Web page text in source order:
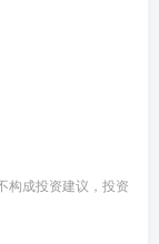
构成投资建议，投资